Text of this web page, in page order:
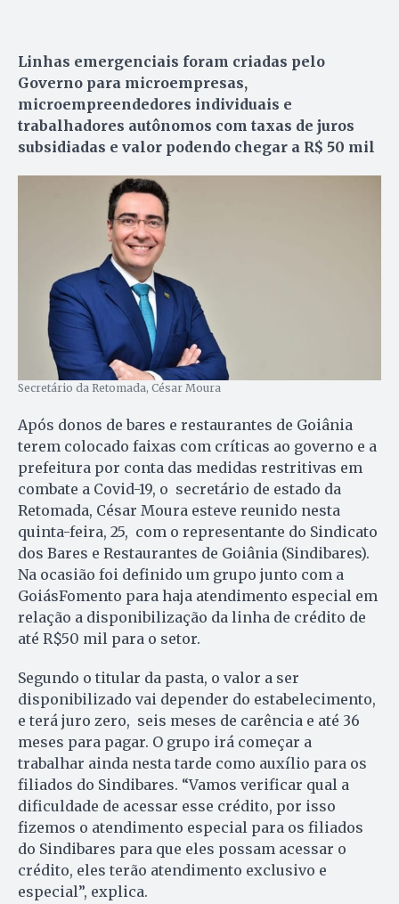
Linhas emergenciais foram criadas pelo
Governo para microempresas,
microempreendedores individuais e
trabalhadores autônomos com taxas de juros
subsidiadas e valor podendo chegar a R$ 50 mil
Secretário da Retomada, César Moura
Após donos de bares e restaurantes de Goiânia
terem colocado faixas com críticas ao governo e a
prefeitura por conta das medidas restritivas em
combate a Covid-19, o secretário de estado da
Retomada, César Moura esteve reunido nesta
quinta-feira, 25, com o representante do Sindicato
dos Bares e Restaurantes de Goiânia (Sindibares).
Na ocasião foi definido um grupo junto com a
GoiásFomento para haja atendimento especial em
relação a disponibilização da linha de crédito de
até R$50 mil para o setor.
Segundo o titular da pasta, o valor a ser
disponibilizado vai depender do estabelecimento,
e terá juro zero, seis meses de carência e até 36
meses para pagar. O grupo irá começar a
trabalhar ainda nesta tarde como auxílio para os
filiados do Sindibares. “Vamos verificar qual a
dificuldade de acessar esse crédito, por isso
fizemos o atendimento especial para os filiados
do Sindibares para que eles possam acessar o
crédito, eles terão atendimento exclusivo e
especial”, explica.